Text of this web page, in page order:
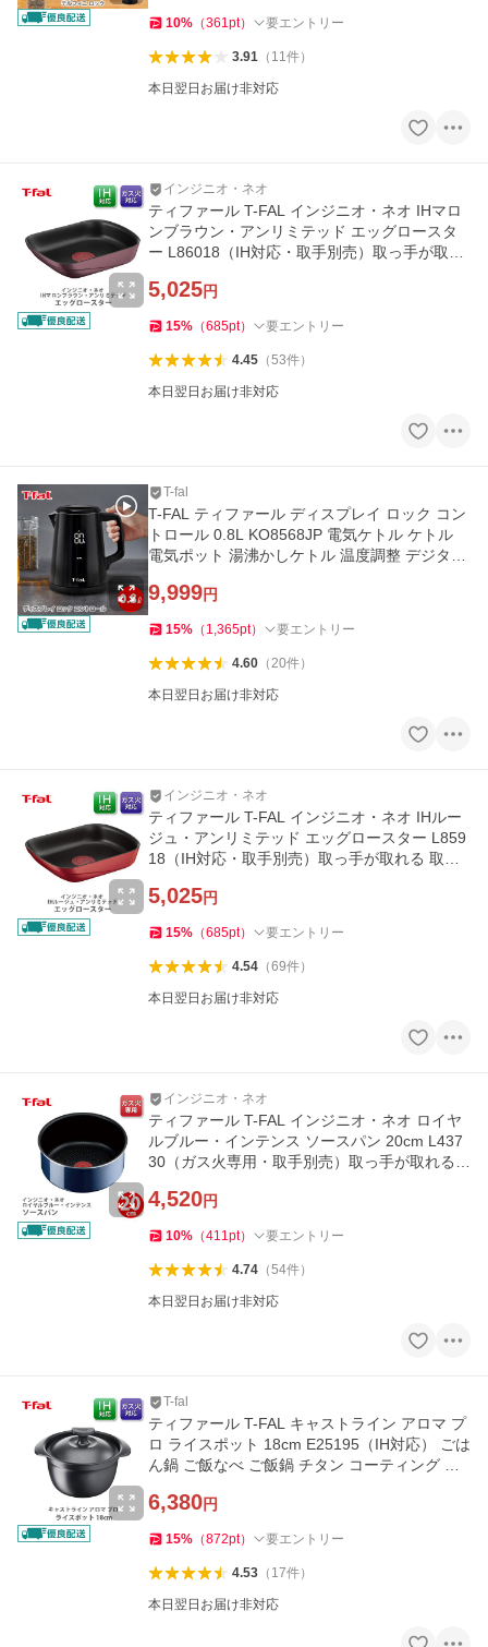
10% （361pt） 要エントリー
3.91（ 11件）
本日翌日お届け非対応
インジニオ・ネオ
ティファール T-FAL インジニオ・ネオ IHマロ
ンブラウン・アンリミテッド エッグロースタ
ー L86018（IH対応・取手別売）取っ手が取れ
5,025円
15% （685pt） 要エントリー
4.45（53件）
本日翌日お届け非対応
T-fal
T-FAL ティファール ディスプレイ ロック コン
トロール 0.8L KO8568JP 電気ケトル ケトル
電気ポット 湯沸かしケトル 温度調整 デジタル
9,999円
15% （ 1,365pt） 要エントリー
4.60（20件）
本日翌日お届け非対応
インジニオ・ネオ
ティファール T-FAL インジニオ・ネオ IHルー
ジュ・アンリミテッド エッグロースター L859
18（IH対応・取手別売）取っ手が取れる 取っ
5,025円
15% （685pt） 要エントリー
4.54（69件）
本日翌日お届け非対応
インジニオ・ネオ
ティファール T-FAL インジニオ・ネオ ロイヤ
ルブルー・インテンス ソースパン 20cm L437
30（ガス火専用・取手別売）取っ手が取れる
4,520円
10% （411pt） 要エントリー
4.74（54件）
本日翌日お届け非対応
T-fal
ティファール T-FAL キャストライン アロマ プ
ロ ライスポット 18cm E25195（IH対応） ごは
ん鍋 ご飯なべ ご飯鍋 チタン コーティング 熱
6,380円
15% （872pt） 要エントリー
4.53（ 17件）
本日翌日お届け非対応